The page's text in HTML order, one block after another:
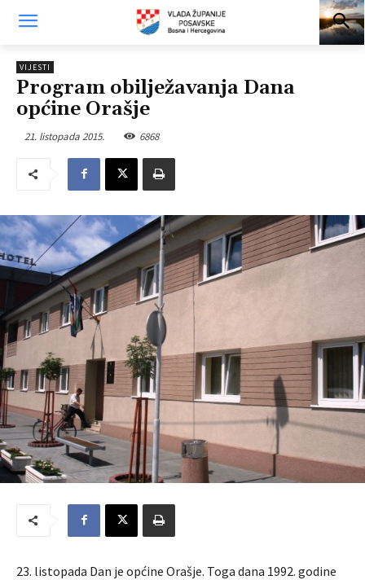
VIJESTI
Program obilježavanja Dana
općine Orašje
21. listopada 2015. 6868
23. listopada Dan je općine Orašje. Toga dana 1992. godine